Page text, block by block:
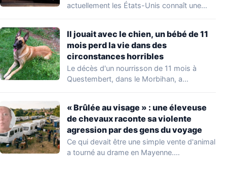
actuellement les États-Unis connaît une
Il jouait avec le chien, un bébé de 11
mois perd la vie dans des
circonstances horribles
Le décès d'un nourrisson de 11 mois à
Questembert, dans le Morbihan, a
« Brûlée au visage » : une éleveuse
de chevaux raconte sa violente
agression par des gens du voyage
Ce qui devait être une simple vente d'animal
a tourné au drame en Mayenne.…